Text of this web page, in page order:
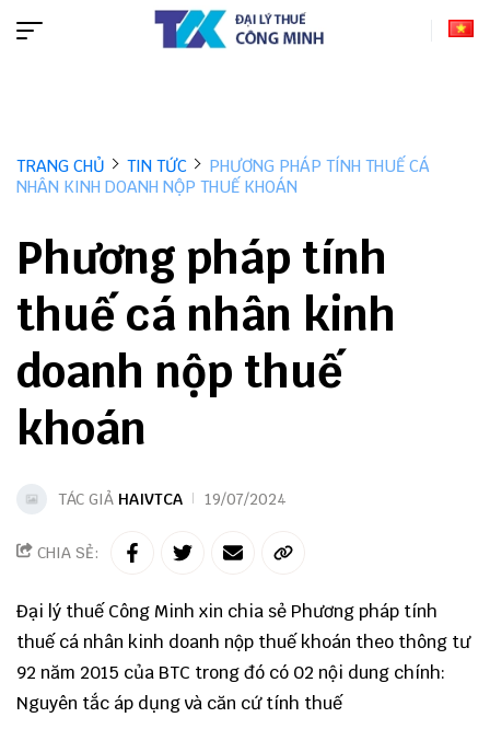
TRANG CHỦ TIN TỨC
PHƯƠNG PHÁP TÍNH THUẾ CÁ
NHÂN KINH DOANH NỘP THUẾ KHOÁN
Phương pháp tính
thuế cá nhân kinh
doanh nộp thuế
khoán
TÁC GIẢ HAIVTCA 19/07/2024
CHIA SẺ:
Đại lý thuế Công Minh xin chia sẻ Phương pháp tính
thuế cá nhân kinh doanh nộp thuế khoán theo thông tư
92 năm 2015 của BTC trong đó có 02 nội dung chính:
Nguyên tắc áp dụng và căn cứ tính thuế